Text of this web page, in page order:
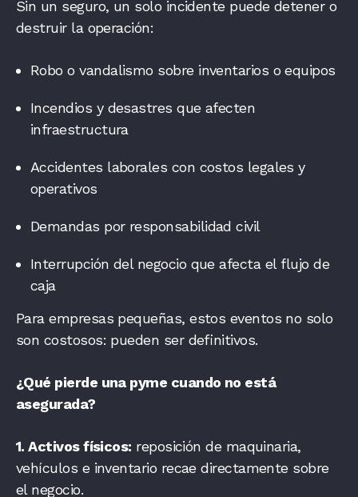
Sin un seguro, un solo incidente puede detener o
destruir la operación:
Robo o vandalismo sobre inventarios o equipos
Incendios y desastres que afecten
infraestructura
Accidentes laborales con costos legales y
operativos
Demandas por responsabilidad civil
Interrupción del negocio que afecta el flujo de
caja
Para empresas pequeñas, estos eventos no solo
son costosos: pueden ser definitivos.
¿Qué pierde una pyme cuando no está
asegurada?
1. Activos físicos: reposición de maquinaria,
vehículos e inventario recae directamente sobre
el negocio.